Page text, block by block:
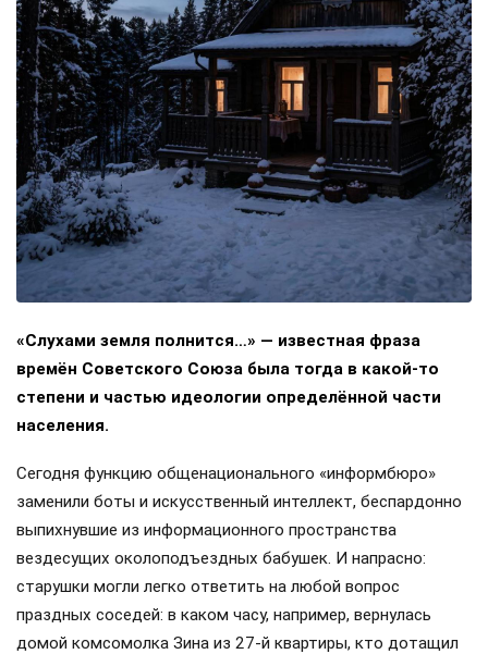
«Слухами земля полнится…» — известная фраза
времён Советского Союза была тогда в какой-то
степени и частью идеологии определённой части
населения.
Сегодня функцию общенационального «информбюро»
заменили боты и искусственный интеллект, беспардонно
выпихнувшие из информационного пространства
вездесущих околоподъездных бабушек. И напрасно:
старушки могли легко ответить на любой вопрос
праздных соседей: в каком часу, например, вернулась
домой комсомолка Зина из 27-й квартиры, кто дотащил